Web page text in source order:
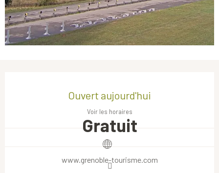
Ouvert aujourd'hui
Voir les horaires
Gratuit
www.grenoble-tourisme.com